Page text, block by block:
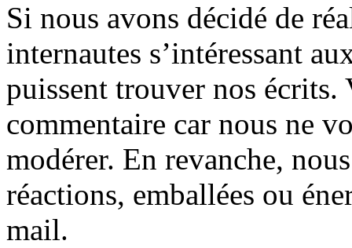
Si nous avons décidé de
internautes s’intéressant
puissent trouver nos écrits.
commentaire car nous ne
modérer. En revanche,
réactions, emballées ou
mail.